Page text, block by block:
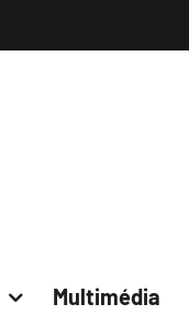
Multimédia